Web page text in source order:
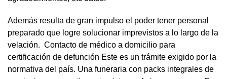
Además resulta de gran impulso el poder tener personal
preparado que logre solucionar imprevistos a lo largo de la
velación. Contacto de médico a domicilio para
certificación de defunción Este es un trámite exigido por la
normativa del país. Una funeraria con packs integrales de